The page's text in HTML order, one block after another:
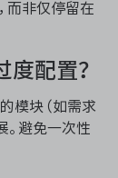
而非仅停留在
配置？
模块（如需求
。避免一次性